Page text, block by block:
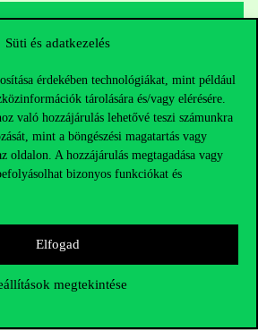
Süti és adatkezelés
érdekében technológiákat, mint például
tárolására és/vagy elérésére.
való hozzájárulás lehetővé teszi számunkra
mint a böngészési magatartás vagy
oldalon. A hozzájárulás megtagadása vagy
bizonyos funkciókat és
Elfogad
megtekintése
5000
kapcsolatban?